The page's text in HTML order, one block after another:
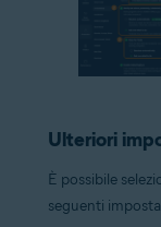
Ulteriori
È possibile
seguenti